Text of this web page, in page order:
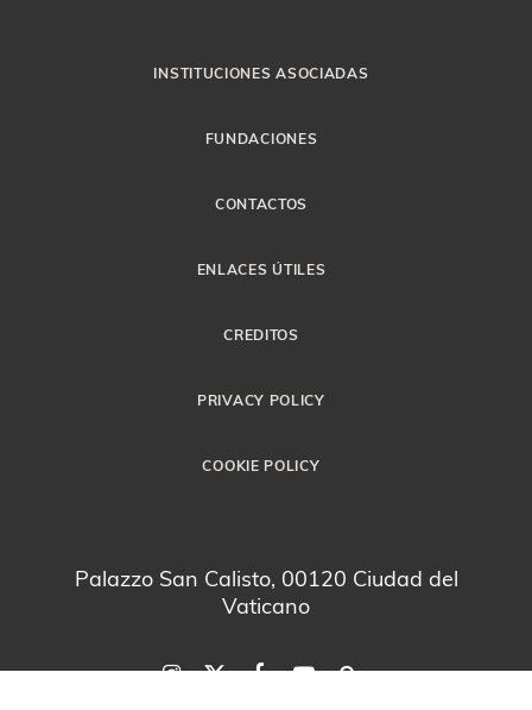
INSTITUCIONES ASOCIADAS
FUNDACIONES
CONTACTOS
ENLACES ÚTILES
CREDITOS
PRIVACY POLICY
COOKIE POLICY
Palazzo San Calisto, 00120 Ciudad del
Vaticano